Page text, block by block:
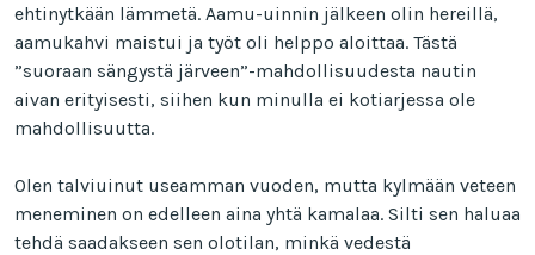
ehtinytkään lämmetä. Aamu-uinnin jälkeen olin hereillä,
aamukahvi maistui ja työt oli helppo aloittaa. Tästä
”suoraan sängystä järveen”-mahdollisuudesta nautin
aivan erityisesti, siihen kun minulla ei kotiarjessa ole
mahdollisuutta.
Olen talviuinut useamman vuoden, mutta kylmään veteen
meneminen on edelleen aina yhtä kamalaa. Silti sen haluaa
tehdä saadakseen sen olotilan, minkä vedestä